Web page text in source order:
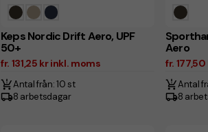
Keps Nordic Drift Aero, UPF
50+
fr. 131,25 kr inkl. moms
Antal från: 10 st
8 arbetsdagar
Aero
fr.
Antal
8